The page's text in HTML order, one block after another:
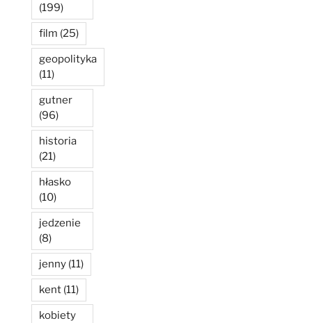
(199)
film (25)
geopolityka
(11)
gutner
(96)
historia
(21)
hłasko
(10)
jedzenie
(8)
jenny (11)
kent (11)
kobiety